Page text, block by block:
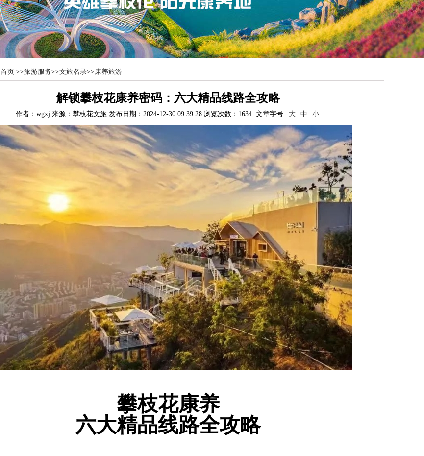
首页 >>旅游服务>>文旅名录>>康养旅游
解锁攀枝花康养密码：六大精品线路全攻略
作者：wgxj 来源：攀枝花文旅 发布日期：2024-12-30 09:39:28 浏览次数： 1634 文章字号: 大 中 小
攀枝花康养
六大精品线路全攻略